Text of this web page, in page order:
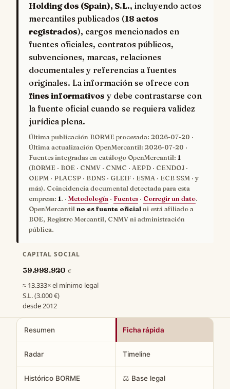
Holding dos (Spain), S.L., incluyendo actos
mercantiles publicados (18 actos
registrados), cargos mencionados en
fuentes oficiales, contratos públicos,
subvenciones, marcas, relaciones
documentales y referencias a fuentes
originales. La información se ofrece con
fines informativos y debe contrastarse con
la fuente oficial cuando se requiera validez
jurídica plena.
Última publicación BORME procesada: 2026-07-20 ·
Última actualización OpenMercantil: 2026-07-20 ·
Fuentes integradas en catálogo OpenMercantil: 1
(BORME · BOE · CNMV · CNMC · AEPD · CENDOJ ·
OEPM · PLACSP · BDNS · GLEIF · ESMA · ECB SSM · y
más). Coincidencia documental detectada para esta
empresa: 1. · Metodología · Fuentes · Corregir un dato.
OpenMercantil no es fuente oficial ni está afiliado a
BOE, Registro Mercantil, CNMV ni administración
pública.
CAPITAL SOCIAL
39.998.920 €
≈ 13.333× el mínimo legal
S.L. (3.000 €)
desde 2012
Resumen Ficha rápida
Radar Timeline
Histórico BORME ⚖️ Base legal